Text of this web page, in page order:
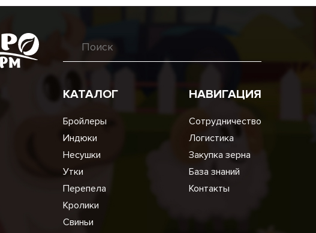
КАТАЛОГ
Бройлеры
Индюки
Несушки
Утки
Перепела
Кролики
Свиньи
НАВИГАЦИЯ
Сотрудничество
Логистика
Закупка зерна
База знаний
Контакты